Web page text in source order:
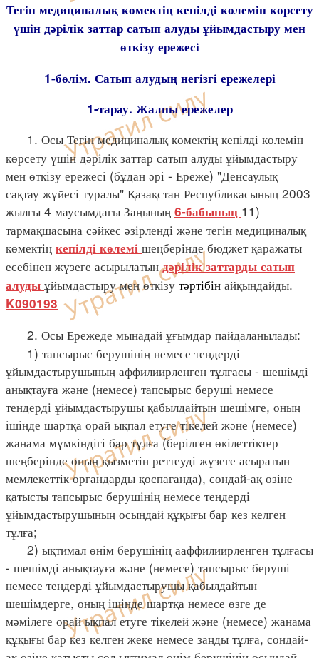
Тегін медициналық көмектің кепілді көлемін көрсету
үшін дәрілік заттар сатып алуды ұйымдастыру мен
өткізу ережесі
1-бөлім. Сатып алудың негізгі ережелері
1-тарау. Жалпы ережелер
1. Осы Тегін медициналық көмектің кепілді көлемін
көрсету үшін дәрілік заттар сатып алуды ұйымдастыру
мен өткізу ережесі (бұдан әрі - Ереже) "Денсаулық
сақтау жүйесі туралы" Қазақстан Республикасының 2003
жылғы 4 маусымдағы Заңының 6-бабының 11)
тармақшасына сәйкес әзірленді және тегін медициналық
көмектің кепілді көлемі шеңберінде бюджет қаражаты
есебінен жүзеге асырылатындәрілік заттарды сатып
алуды ұйымдастыру мен өткізу тәртібін айқындайды.
K090193
2. Осы Ережеде мынадай ұғымдар пайдаланылады:
1) тапсырыс берушінің немесе тендерді
ұйымдастырушының аффилиирленген тұлғасы - шешімді
анықтауға және (немесе) тапсырыс беруші немесе
тендерді ұйымдастырушы қабылдайтын шешімге, оның
ішінде шартқа орай ықпал етуге тікелей және (немесе)
жанама мүмкіндігі бар тұлға (берілген өкілеттіктер
шеңберінде оның қызметін реттеуді жүзеге асыратын
мемлекеттік органдарды қоспағанда), сондай-ақ өзіне
қатысты тапсырыс берушінің немесе тендерді
ұйымдастырушының осындай құқығы бар кез келген
тұлға;
2) ықтимал өнім берушінің ааффилиирленген тұлғасы
- шешімді анықтауға және (немесе) тапсырыс беруші
немесе тендерді ұйымдастырушы қабылдайтын
шешімдерге, оның ішінде шартқа немесе өзге де
мәмілеге орай ықпал етуге тікелей және (немесе) жанама
құқығы бар кез келген жеке немесе заңды тұлға, сондай-